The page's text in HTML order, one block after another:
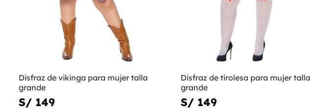
Disfraz de vikinga para mujer talla
grande
S/ 149
Disfraz de tirolesa para mujer talla
grande
S/ 149